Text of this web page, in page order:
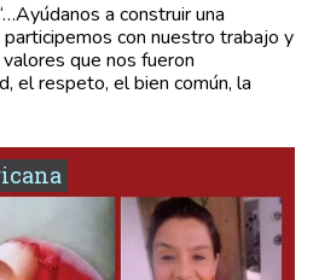
a construir una
con nuestro trabajo y
que nos fueron
el respeto, el bien común, la